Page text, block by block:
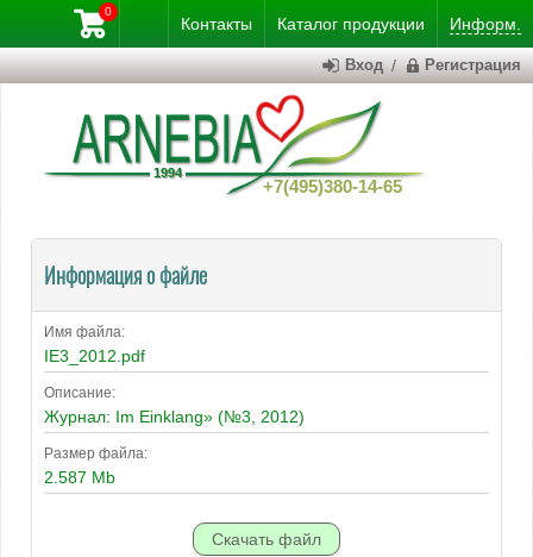
Контакты Каталог продукции Информ.
+7(495)380-14-65
0
Вход / Регистрация
Информация о файле
Имя файла:
IE3_2012.pdf
Описание:
Журнал: Im Einklang» (№3, 2012)
Размер файла:
2.587 Mb